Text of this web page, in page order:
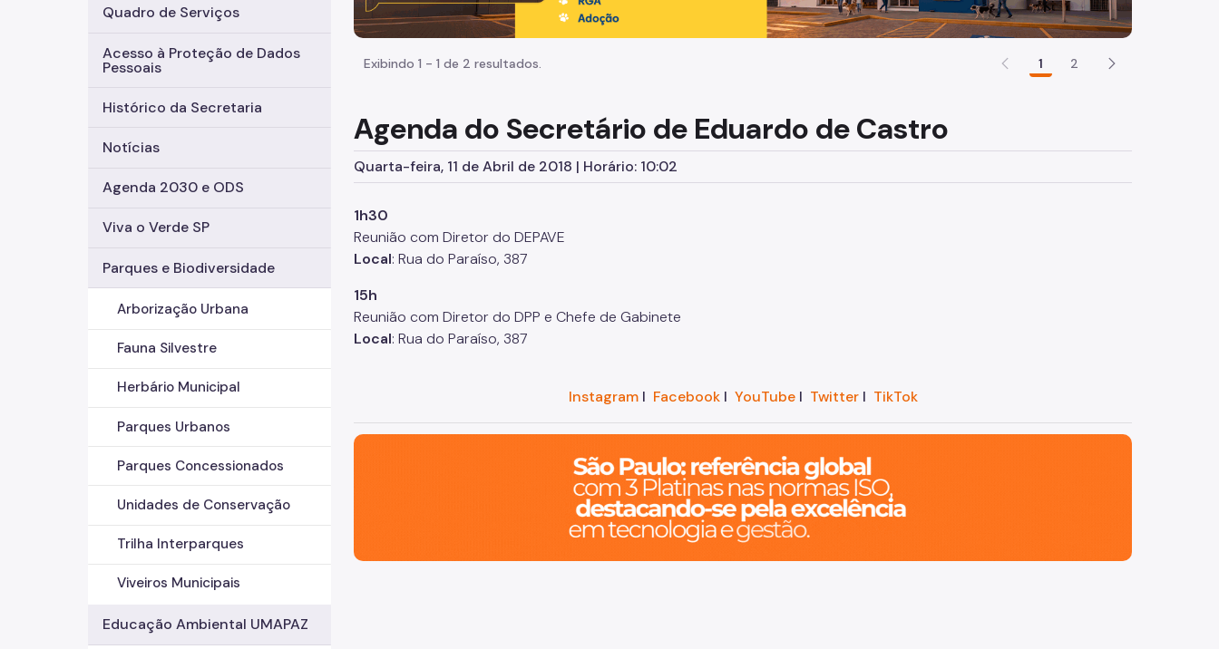
Quadro de Serviços
Acesso à Proteção de Dados
Pessoais
Histórico da Secretaria
Notícias
Agenda 2030 e ODS
Viva o Verde SP
Parques e Biodiversidade
Arborização Urbana
Fauna Silvestre
Herbário Municipal
Parques Urbanos
Parques Concessionados
Unidades de Conservação
Trilha Interparques
Viveiros Municipais
Educação Ambiental UMAPAZ
Exibindo 1 - 1 de 2 resultados. 1 2
Agenda do Secretário de Eduardo de Castro
Quarta-feira, 11 de Abril de 2018 | Horário: 10:02
1h30
Reunião com Diretor do DEPAVE
Local: Rua do Paraíso, 387
15h
Reunião com Diretor do DPP e Chefe de Gabinete
Local: Rua do Paraíso, 387
InstagramI FacebookI YouTubeI TwitterI TikTok
São Paulo, cidade inteligente, resiliente e sustentável